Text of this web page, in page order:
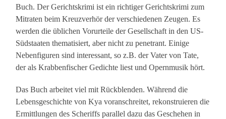
Buch. Der Gerichtskrimi ist ein richtiger Gerichtskrimi zum
Mitraten beim Kreuzverhör der verschiedenen Zeugen. Es
werden die üblichen Vorurteile der Gesellschaft in den US-
Südstaaten thematisiert, aber nicht zu penetrant. Einige
Nebenfiguren sind interessant, so z.B. der Vater von Tate,
der als Krabbenfischer Gedichte liest und Opernmusik hört.
Das Buch arbeitet viel mit Rückblenden. Während die
Lebensgeschichte von Kya voranschreitet, rekonstruieren die
Ermittlungen des Scheriffs parallel dazu das Geschehen in